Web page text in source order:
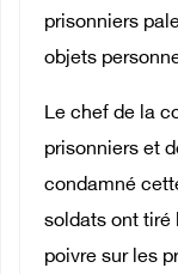
prisonniers
objets
Le chef de la
prisonniers et
condamné
soldats ont tiré
poivre sur les